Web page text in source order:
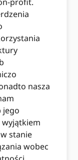
nasza
jego
wyjątkiem
stanie
wobec